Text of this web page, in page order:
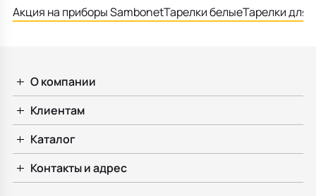
Акция на приборы SambonetТарелки белыеТарелки для
О компании
Клиентам
Каталог
Контакты и адрес